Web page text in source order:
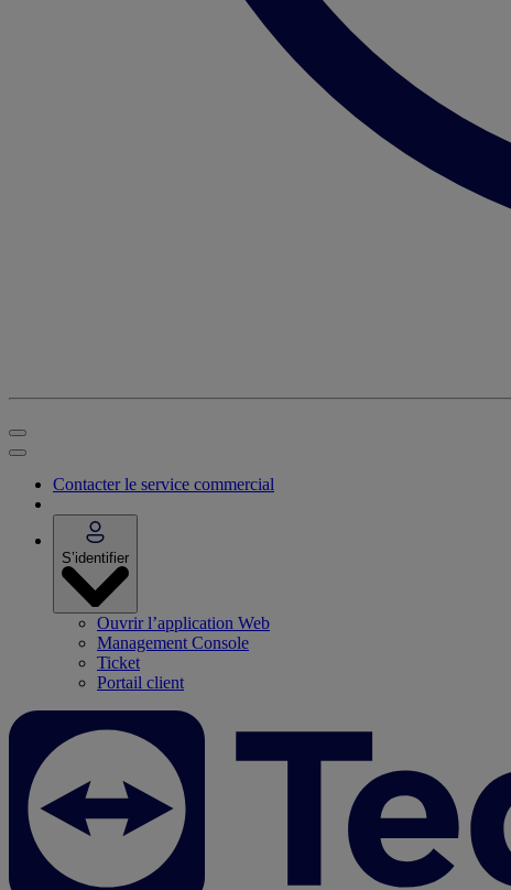
Contacter le service commercial
S’identifier
Ouvrir l’application Web
Management Console
Ticket
Portail client